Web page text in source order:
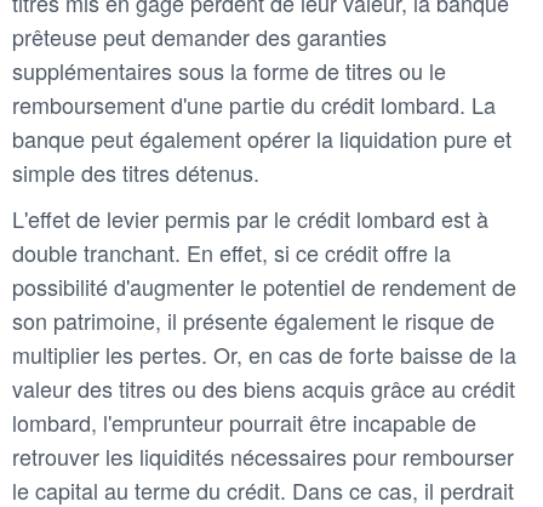
prêteuse peut demander des garanties
supplémentaires sous la forme de titres ou le
remboursement d'une partie du crédit lombard. La
banque peut également opérer la liquidation pure et
simple des titres détenus.
L'effet de levier permis par le crédit lombard est à
double tranchant. En effet, si ce crédit offre la
possibilité d'augmenter le potentiel de rendement de
son patrimoine, il présente également le risque de
multiplier les pertes. Or, en cas de forte baisse de la
valeur des titres ou des biens acquis grâce au crédit
lombard, l'emprunteur pourrait être incapable de
retrouver les liquidités nécessaires pour rembourser
le capital au terme du crédit. Dans ce cas, il perdrait